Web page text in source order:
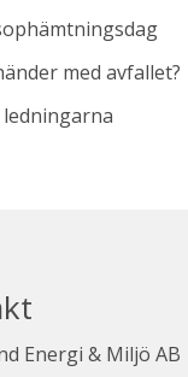
med avfallet?
ledningarna
Energi & Miljö AB